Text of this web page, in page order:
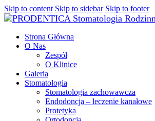
Skip to content Skip to sidebar Skip to footer
Strona Główna
O Nas
Zespół
O Klinice
Galeria
Stomatologia
Stomatologia zachowawcza
Endodoncja – leczenie kanałowe
Protetyka